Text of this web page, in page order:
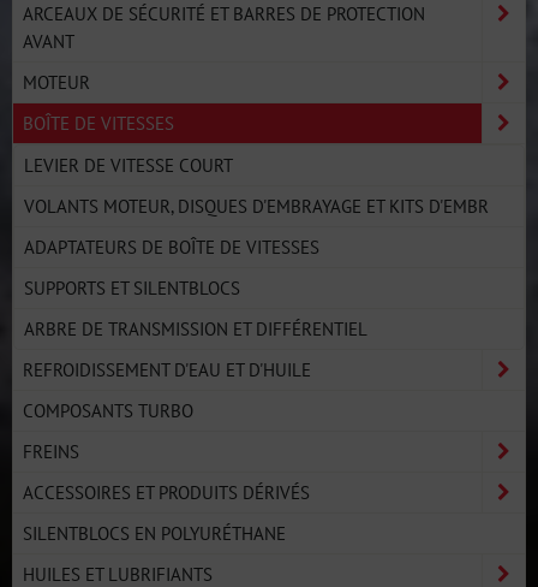
ARCEAUX DE SÉCURITÉ ET BARRES DE PROTECTION
AVANT
MOTEUR
BOÎTE DE VITESSES
LEVIER DE VITESSE COURT
VOLANTS MOTEUR, DISQUES D'EMBRAYAGE ET KITS D'EMBR
ADAPTATEURS DE BOÎTE DE VITESSES
SUPPORTS ET SILENTBLOCS
ARBRE DE TRANSMISSION ET DIFFÉRENTIEL
REFROIDISSEMENT D'EAU ET D'HUILE
COMPOSANTS TURBO
FREINS
ACCESSOIRES ET PRODUITS DÉRIVÉS
SILENTBLOCS EN POLYURÉTHANE
HUILES ET LUBRIFIANTS